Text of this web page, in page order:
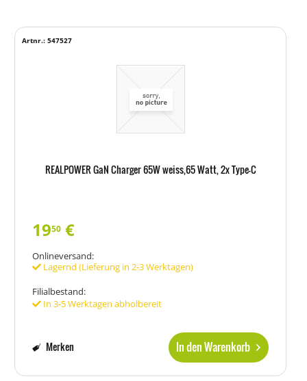
REALPOWER GaN Charger 65W weiss,65 Watt, 2x Type-C
Artnr.: 547527
1950 €
Onlineversand:
Lagernd (Lieferung in 2-3 Werktagen)
Filialbestand:
In 3-5 Werktagen abholbereit
In den Warenkorb
Merken